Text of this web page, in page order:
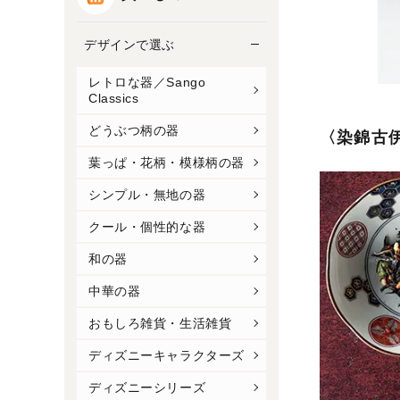
デザインで選ぶ
レトロな器／Sango
Classics
どうぶつ柄の器
葉っぱ・花柄・模様柄の器
シンプル・無地の器
クール・個性的な器
和の器
中華の器
おもしろ雑貨・生活雑貨
ディズニーキャラクターズ
ディズニーシリーズ
〈染錦古